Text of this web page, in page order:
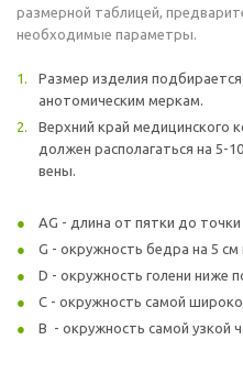
размерной таблицей,
необходимые параметры.
Размер изделия
анотомическим меркам.
Верхний край медицинского
должен располагаться на 5-
вены.
AG - длина от пятки до точки
G - окружность бедра на 5
D - окружность голени ниже
C - окружность самой
B - окружность самой узкой